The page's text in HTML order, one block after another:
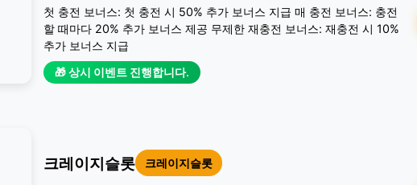
첫 충전 보너스: 첫 충전 시 50% 추가 보너스 지급 매 충전 보너스: 충전
할 때마다 20% 추가 보너스 제공 무제한 재충전 보너스: 재충전 시 10%
추가 보너스 지급
🎁 상시 이벤트 진행합니다.
크레이지슬롯 크레이지슬롯